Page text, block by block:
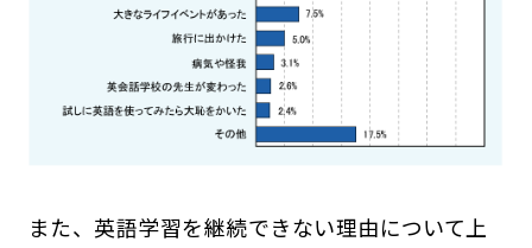
また、英語学習を継続できない理由について上